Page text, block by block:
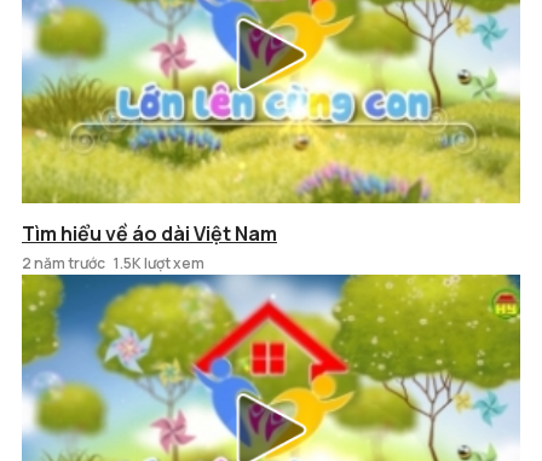
Tìm hiểu về áo dài Việt Nam
2 năm trước 1.5K lượt xem